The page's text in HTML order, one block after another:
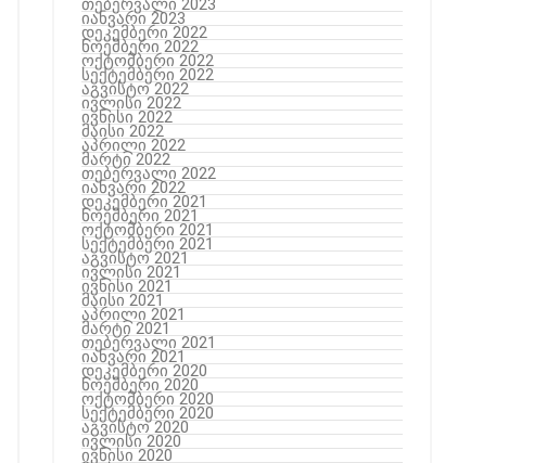
თებერვალი 2023
იანვარი 2023
დეკემბერი 2022
ნოემბერი 2022
ოქტომბერი 2022
სექტემბერი 2022
აგვისტო 2022
ივლისი 2022
ივნისი 2022
მაისი 2022
აპრილი 2022
მარტი 2022
თებერვალი 2022
იანვარი 2022
დეკემბერი 2021
ნოემბერი 2021
ოქტომბერი 2021
სექტემბერი 2021
აგვისტო 2021
ივლისი 2021
ივნისი 2021
მაისი 2021
აპრილი 2021
მარტი 2021
თებერვალი 2021
იანვარი 2021
დეკემბერი 2020
ნოემბერი 2020
ოქტომბერი 2020
სექტემბერი 2020
აგვისტო 2020
ივლისი 2020
ივნისი 2020